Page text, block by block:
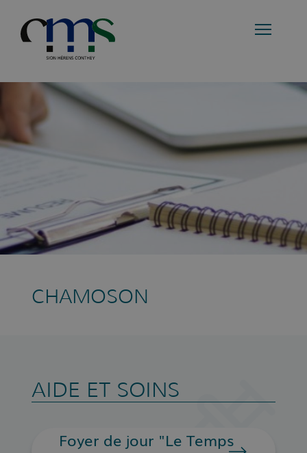
CHAMOSON
AIDE ET SOINS
Foyer de jour "Le Temps